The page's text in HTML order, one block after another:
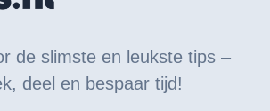
de slimste en leukste tips –
deel en bespaar tijd!